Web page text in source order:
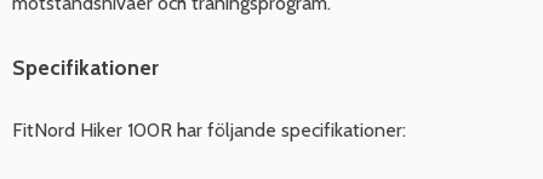
Specifikationer
FitNord Hiker 100R har följande specifikationer: